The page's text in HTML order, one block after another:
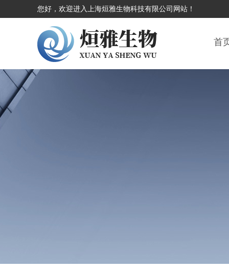
您好，欢迎进入上海烜雅生物科技有限公司网站！
首